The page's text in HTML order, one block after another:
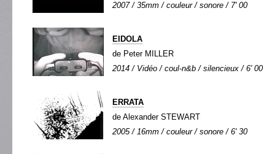
2007 / 35mm / couleur / sonore / 7' 00
EIDOLA
de Peter MILLER
2014 / Vidéo / coul-n&b / silencieux / 6' 00
ERRATA
de Alexander STEWART
2005 / 16mm / couleur / sonore / 6' 30